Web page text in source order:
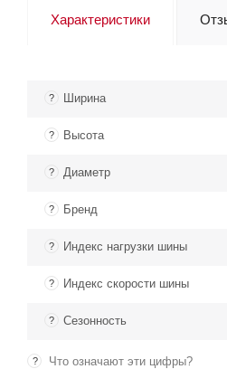
Характеристики
? Ширина
? Высота
? Диаметр
? Бренд
? Индекс нагрузки шины
? Индекс скорости шины
? Сезонность
? Что означают эти цифры?